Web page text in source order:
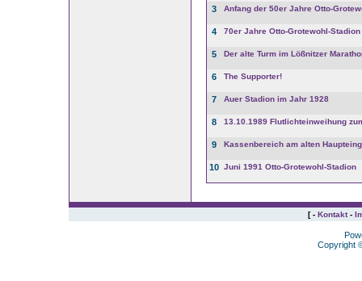
3 Anfang der 50er Jahre Otto-
4 70er Jahre Otto-Grotewohl-Stadion
5 Der alte Turm im Lößnitzer
6 The Supporter!
7 Auer Stadion im Jahr 1928
8 13.10.1989 Flutlichteinweihung
9 Kassenbereich am alten
10 Juni 1991 Otto-Grotewohl-Stadion
[ - Kontakt-
Copyright